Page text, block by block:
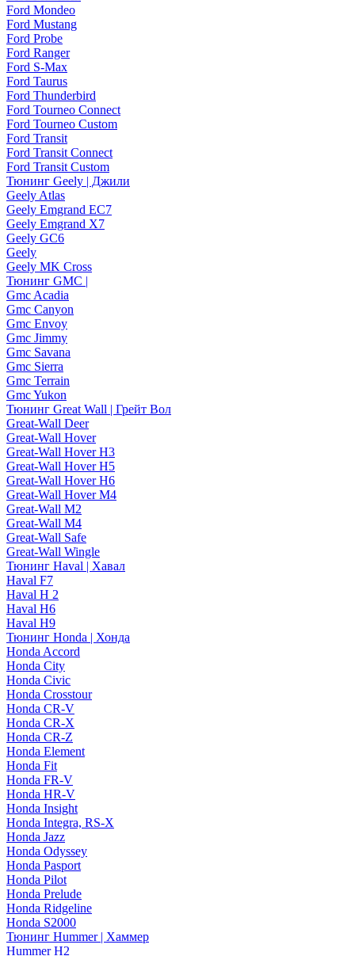
Ford Mondeo
Ford Mustang
Ford Probe
Ford Ranger
Ford S-Max
Ford Taurus
Ford Thunderbird
Ford Tourneo Connect
Ford Tourneo Custom
Ford Transit
Ford Transit Connect
Ford Transit Custom
Тюнинг Geely | Джили
Geely Atlas
Geely Emgrand EC7
Geely Emgrand X7
Geely GC6
Geely
Geely MK Cross
Тюнинг GMC |
Gmc Acadia
Gmc Canyon
Gmc Envoy
Gmc Jimmy
Gmc Savana
Gmc Sierra
Gmc Terrain
Gmc Yukon
Тюнинг Great Wall | Грейт Вол
Great-Wall Deer
Great-Wall Hover
Great-Wall Hover H3
Great-Wall Hover H5
Great-Wall Hover H6
Great-Wall Hover M4
Great-Wall M2
Great-Wall M4
Great-Wall Safe
Great-Wall Wingle
Тюнинг Haval | Хавал
Haval F7
Haval H 2
Haval H6
Haval H9
Тюнинг Honda | Хонда
Honda Accord
Honda City
Honda Civic
Honda Crosstour
Honda CR-V
Honda CR-X
Honda CR-Z
Honda Element
Honda Fit
Honda FR-V
Honda HR-V
Honda Insight
Honda Integra, RS-X
Honda Jazz
Honda Odyssey
Honda Pasport
Honda Pilot
Honda Prelude
Honda Ridgeline
Honda S2000
Тюнинг Hummer | Хаммер
Hummer H2